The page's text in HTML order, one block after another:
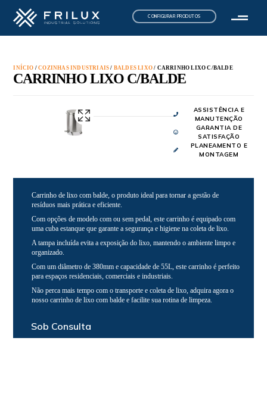
CONFIGURAR PRODUTOS
INÍCIO /COZINHAS INDUSTRIAIS / BALDES LIXO / CARRINHO LIXO C/BALDE
CARRINHO LIXO C/BALDE
ASSISTÊNCIA E
MANUTENÇÃO
GARANTIA DE
SATISFAÇÃO
PLANEAMENTO E
MONTAGEM
Carrinho de lixo com balde, o produto ideal para tornar a gestão de
resíduos mais prática e eficiente.
Com opções de modelo com ou sem pedal, este carrinho é equipado com
uma cuba estanque que garante a segurança e higiene na coleta de lixo.
A tampa incluída evita a exposição do lixo, mantendo o ambiente limpo e
organizado.
Com um diâmetro de 380mm e capacidade de 55L, este carrinho é perfeito
para espaços residenciais, comerciais e industriais.
Não perca mais tempo com o transporte e coleta de lixo, adquira agora o
nosso carrinho de lixo com balde e facilite sua rotina de limpeza.
Sob Consulta